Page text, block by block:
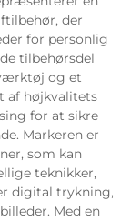
der
for personlig
tilbehørsdel
og et
af højkvalitets
for at sikre
Markeren er
som kan
teknikker,
digital trykning,
Med en